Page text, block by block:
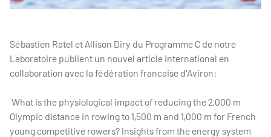
Sébastien Ratel et Allison Diry du Programme C de notre
Laboratoire publient un nouvel article international en
collaboration avec la fédération francaise d'Aviron:
What is the physiological impact of reducing the 2,000 m
Olympic distance in rowing to 1,500 m and 1,000 m for French
young competitive rowers? Insights from the energy system